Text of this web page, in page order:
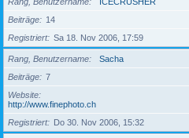
Beiträge
14
Registriert
Sa 18. Nov 2006, 17:59
Rang, Benutzername
Sacha
Beiträge
7
Website
http://www.finephoto.ch
Registriert
Do 30. Nov 2006, 15:32